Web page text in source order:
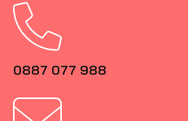
0887 077 988